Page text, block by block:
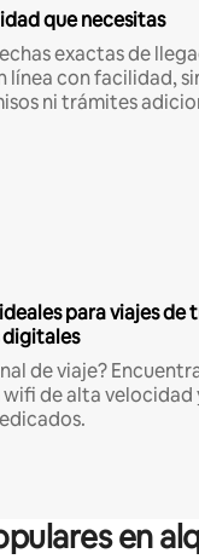
que necesitas
exactas de
línea con facilidad,
ni trámites
para viajes de
digitales
de viaje?
de alta velocidad
en